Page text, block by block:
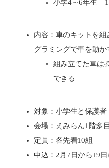
小学4～6年生
内容：車のキットを組
グラミングで車を動か
組み立てた車は
できる
対象：小学生と保護者
会場：えみらん1階多
定員：各先着10組
申込：2月7日から19